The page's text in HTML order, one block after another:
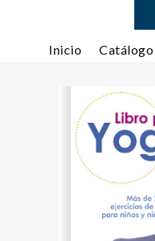
Inicio Catálogo